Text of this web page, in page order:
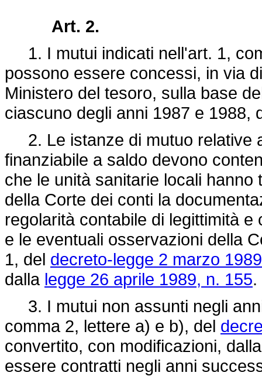
Art. 2.
1. I mutui indicati nell'art. 1,
possono essere concessi, in via
Ministero del tesoro, sulla base
ciascuno degli anni 1987 e 1988,
2. Le istanze di mutuo relative
finanziabile a saldo devono
che le unità sanitarie locali
della Corte dei conti la
regolarità contabile di legittimità
e le eventuali osservazioni della
1, del decreto-legge 2 marzo
dalla legge 26 aprile 1989, n. 155.
3. I mutui non assunti negli
comma 2, lettere a) e b), del
convertito, con modificazioni,
essere contratti negli anni